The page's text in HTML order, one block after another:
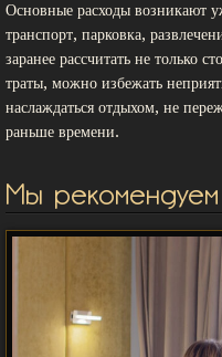
Основные расходы возникают
транспорт, парковка,
заранее рассчитать не только
траты, можно избежать
наслаждаться отдыхом, не
раньше времени.
Мы рекомендуем